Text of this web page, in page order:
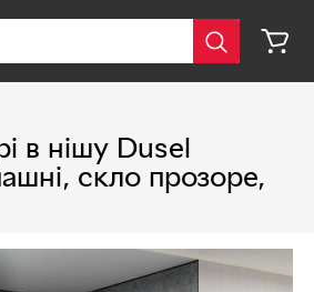
в нішу Dusel
скло прозоре,